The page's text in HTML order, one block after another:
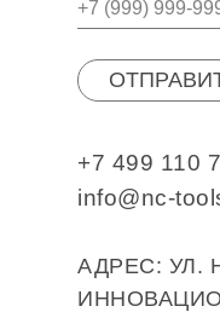
+7 499 110
info@nc-
АДРЕС: УЛ.